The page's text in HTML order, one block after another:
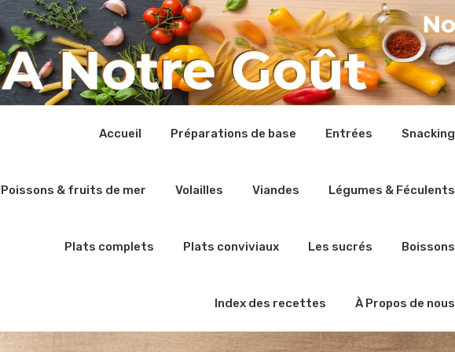
Accueil Préparations de base Entrées Snacking
Poissons & fruits de mer Volailles Viandes Légumes & Féculents
Plats complets Plats conviviaux Les sucrés Boissons
Index des recettes À Propos de nous